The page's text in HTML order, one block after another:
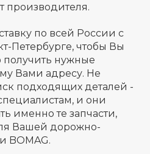
производителя.
по всей России с
Петербурге, чтобы Вы
получить нужные
Вами адресу. Не
подходящих деталей -
и они
именно те запчасти,
Вашей дорожно-
BOMAG.